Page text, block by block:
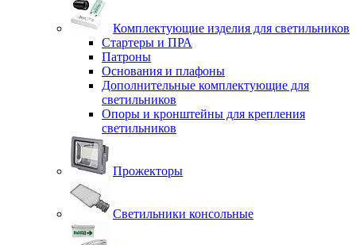
Комплектующие изделия для светильников
Стартеры и ПРА
Патроны
Основания и плафоны
Дополнительные комплектующие для
светильников
Опоры и кронштейны для крепления
светильников
Прожекторы
Светильники консольные